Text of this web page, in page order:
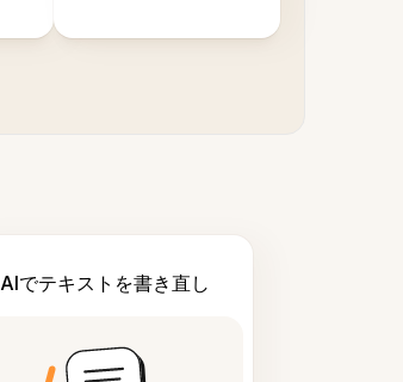
AIでテキストを書き直し